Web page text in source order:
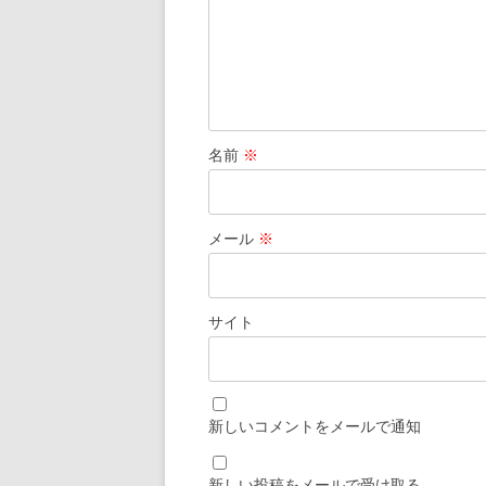
名前 ※
メール ※
サイト
新しいコメントをメールで通知